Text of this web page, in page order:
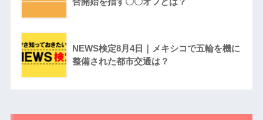
NEWS検定8月4日｜メキシコで五輪を機に
整備された都市交通は？